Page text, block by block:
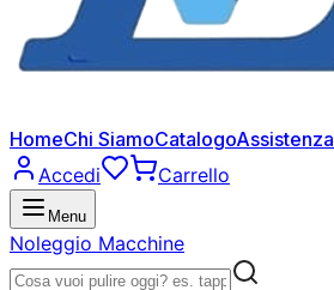
HomeChi SiamoCatalogoAssistenza
Accedi
Carrello
Menu
Noleggio Macchine